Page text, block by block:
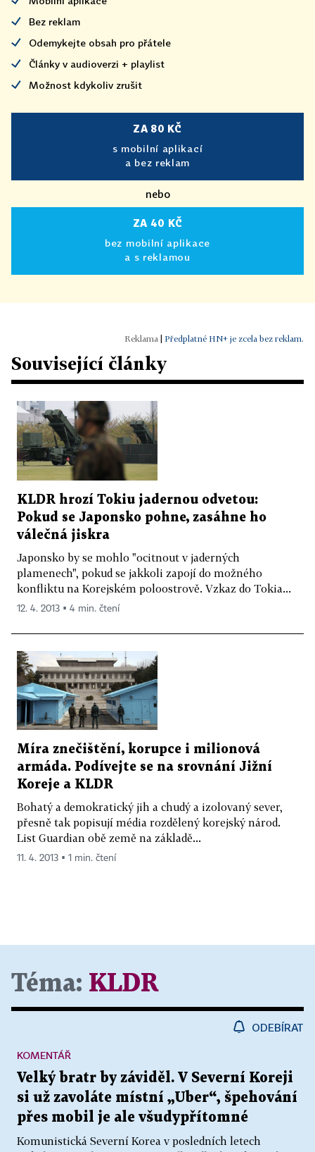
Bez reklam
Odemykejte obsah pro přátele
Články v audioverzi + playlist
Možnost kdykoliv zrušit
ZA 80 KČ
s mobilní aplikací
a bez reklam
nebo
ZA 40 KČ
bez mobilní aplikace
a s reklamou
Předplatné HN+ je zcela bez reklam.
Související články
KLDR hrozí Tokiu jadernou odvetou:
Pokud se Japonsko pohne, zasáhne ho
válečná jiskra
Japonsko by se mohlo "ocitnout v jaderných
plamenech", pokud se jakkoli zapojí do možného
konfliktu na Korejském poloostrově. Vzkaz do Tokia...
12. 4. 2013 ▪ 4 min. čtení
Míra znečištění, korupce i milionová
armáda. Podívejte se na srovnání Jižní
Koreje a KLDR
Bohatý a demokratický jih a chudý a izolovaný sever,
přesně tak popisují média rozdělený korejský národ.
List Guardian obě země na základě...
11. 4. 2013 ▪ 1 min. čtení
Téma: KLDR
ODEBÍRAT
Velký bratr by záviděl. V Severní Koreji
si už zavoláte místní „Uber“, špehování
přes mobil je ale všudypřítomné
Komunistická Severní Korea v posledních letech
KOMENTÁŘ